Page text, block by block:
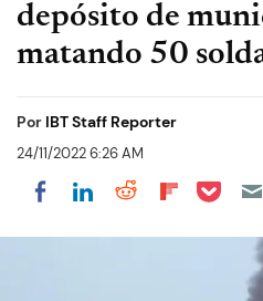
depósito de
matando 50
Por IBT Staff Reporter
24/11/2022 6:26 AM
Share on Facebook
Share on
Share on
Share on
Share on